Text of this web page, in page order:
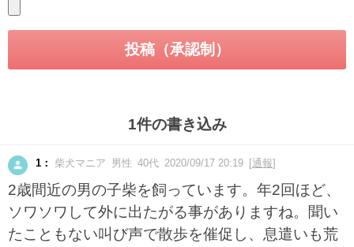
1件の書き込み
1： 柴犬マニア 男性 40代 2020/09/17 20:19 [通報]
2歳間近の男の子柴を飼っています。年2回ほど、
ソワソワして外に出たがる事がありますね。聞い
たこともない叫び声で散歩を催促し、息遣いも荒